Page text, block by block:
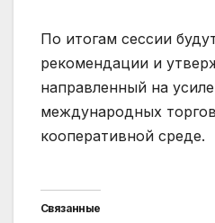
По итогам сессии
рекомендации и
направленный на
международных
кооперативной среде.
Связанные